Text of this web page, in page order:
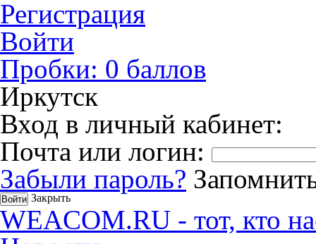
Регистрация
Войти
Пробки: 0 баллов
Иркутск
Вход в личный кабинет:
Почта или логин:
Забыли пароль?
Закрыть
WEACOM.RU - тот, кто